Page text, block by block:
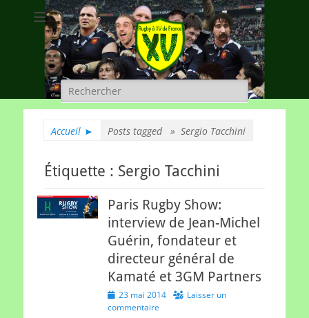
Rugby à XV de
France
A chacun son rugby
Rechercher :
Accueil ► Posts tagged » Sergio Tacchini
Étiquette : Sergio Tacchini
Paris Rugby Show:
interview de Jean-Michel
Guérin, fondateur et
directeur général de
Kamaté et 3GM Partners
Posted
on
23 mai 2014
Laisser un
commentaire